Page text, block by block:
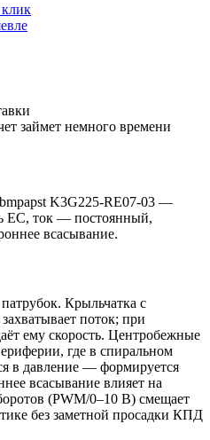
займет немного времени
K3G225-RE07-03 —
EC, ток — постоянный,
всасывание.
Крыльчатка с
поток; при
ему скорость. Центробежные
где в спиральном
в давление — формируется
всасывание влияет на
(PWM/0–10 В) смещает
без заметной просадки КПД